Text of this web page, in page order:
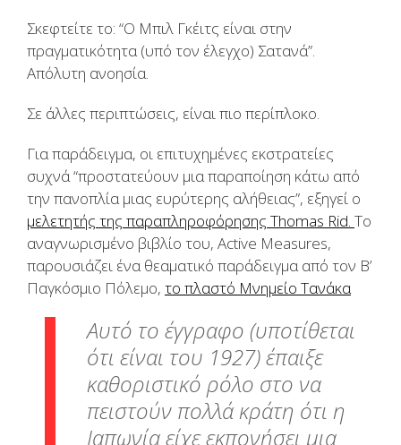
Σκεφτείτε το: “Ο Μπιλ Γκέιτς είναι στην
πραγματικότητα (υπό τον έλεγχο) Σατανά”.
Απόλυτη ανοησία.
Σε άλλες περιπτώσεις, είναι πιο περίπλοκο.
Για παράδειγμα, οι επιτυχημένες εκστρατείες
συχνά “προστατεύουν μια παραποίηση κάτω από
την πανοπλία μιας ευρύτερης αλήθειας”, εξηγεί ο
μελετητής της παραπληροφόρησης Thomas Rid. Το
αναγνωρισμένο βιβλίο του, Active Measures,
παρουσιάζει ένα θεαματικό παράδειγμα από τον Β’
Παγκόσμιο Πόλεμο, το πλαστό Μνημείο Τανάκα
Αυτό το έγγραφο (υποτίθεται
ότι είναι του 1927) έπαιξε
καθοριστικό ρόλο στο να
πειστούν πολλά κράτη ότι η
Ιαπωνία είχε εκπονήσει μια